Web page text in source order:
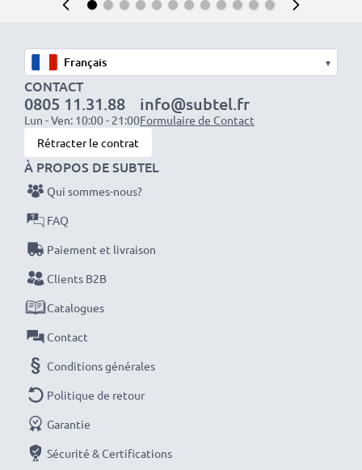
▾
CONTACT
0805 11.31.88
Lun - Ven: 10:00 - 21:00
info@subtel.fr
Formulaire de Contact
Rétracter le contrat
À PROPOS DE SUBTEL
Qui sommes-nous?
FAQ
Paiement et livraison
Clients B2B
Catalogues
Contact
Conditions générales
Politique de retour
Garantie
Sécurité & Certifications